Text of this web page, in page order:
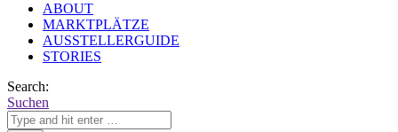
ABOUT
MARKTPLÄTZE
AUSSTELLERGUIDE
STORIES
Search:
Suchen